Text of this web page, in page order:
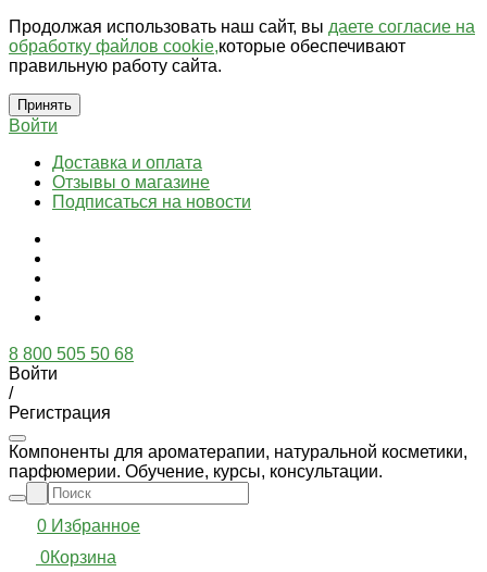
Продолжая использовать наш сайт, вы даете согласие на
обработку файлов cookie,которые обеспечивают
правильную работу сайта.
Принять
Войти
Доставка и оплата
Отзывы о магазине
Подписаться на новости
8 800 505 50 68
Войти
/
Регистрация
Компоненты для ароматерапии, натуральной косметики,
парфюмерии. Обучение, курсы, консультации.
0 Избранное
0Корзина